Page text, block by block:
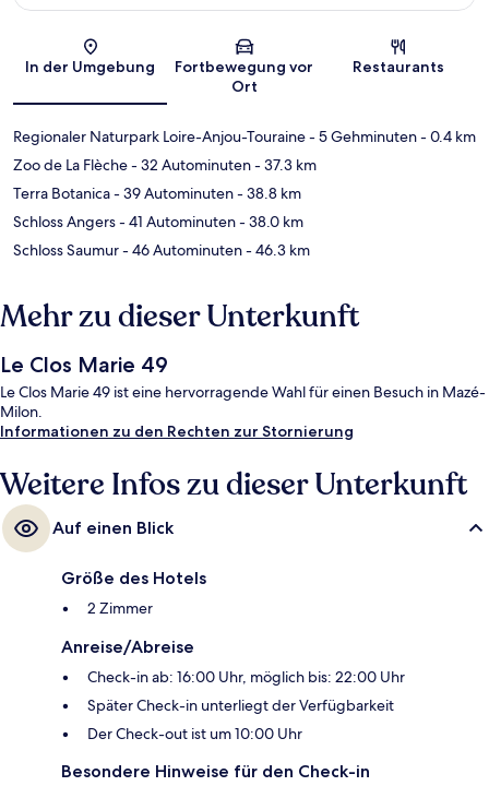
Karte
In der Umgebung
Fortbewegung vor
Ort
Restaurants
Regionaler Naturpark Loire-Anjou-Touraine- 5 Gehminuten- 0.4 km
Zoo de La Flèche- 32 Autominuten- 37.3 km
Terra Botanica- 39 Autominuten- 38.8 km
Schloss Angers- 41 Autominuten- 38.0 km
Schloss Saumur- 46 Autominuten- 46.3 km
Mehr zu dieser Unterkunft
Le Clos Marie 49
Le Clos Marie 49 ist eine hervorragende Wahl für einen Besuch in Mazé-
Milon.
Informationen zu den Rechten zur Stornierung
Weitere Infos zu dieser Unterkunft
Auf einen Blick
Größe des Hotels
2 Zimmer
Anreise/Abreise
Check-in ab: 16:00 Uhr, möglich bis: 22:00 Uhr
Später Check-in unterliegt der Verfügbarkeit
Der Check-out ist um 10:00 Uhr
Besondere Hinweise für den Check-in